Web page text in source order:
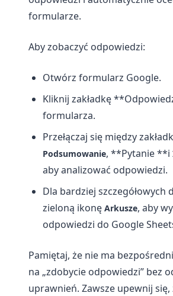
formularze.
Aby zobaczyć odpowiedzi:
Otwórz formularz Google.
Kliknij zakładkę
formularza.
Przełączaj się między
Podsumowanie, **Pytanie **i
aby analizować odpowiedzi.
Dla bardziej szczegółowych
zieloną ikonę Arkusze, aby
odpowiedzi do Google
Pamiętaj, że nie ma
na „zdobycie odpowiedzi” bez
uprawnień. Zawsze upewnij się,